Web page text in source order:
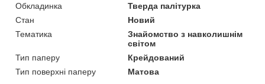
Обкладинка
Тверда палітурка
Стан
Новий
Тематика
Знайомство з навколишнім
світом
Тип паперу
Крейдований
Тип поверхні паперу
Матова